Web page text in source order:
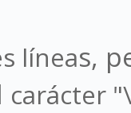
líneas,
carácter